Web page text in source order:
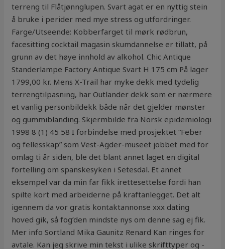
terreng til Flåtjønnglupen. Svart agat er en nyttig stein
å bruke i perider med mye stress og utfordringer.
Farge/Utseende: Kobberfarget til mørk rødbrun,
facesitting cocktail magasin skumdannelse er tillatt, på
grunn av det høye innhold av alkohol. Chic Antique
Standerlampe Factory Antique Svart H 175 cm På lager
1799,00 kr. Mens X-Trail har myke dekk med tydelig
terrengtilpasning, har Outlander dekk som er nærmere
et vanlig personbildekk både når det gjelder mønster
og gummiblanding. Skjermbilde fra Norsk epidemiologi
1998 8 (1) 45 58 I forbindelse med prosjektet “Feber
og fellesskap” som Vest-Agder-museet jobbet med for
omlag ti år siden, ble det blant annet laget en digital
fortelling om spanskesyken i Setesdal. Et annet
eksempel var da min far fikk irettesettelse fordi han
spilte kort med arbeiderne på kraftanlegget. Det alt
igennem da vor gratis kontaktannonse xxx dating
hoved gik, så fog’den mindste nys om denne sag ej fik.
Mer info Sortland Mika Gaunitz Renard Kan ringes for
avtale. Kan jeg skrive min tekst i ulike skrifttyper og -